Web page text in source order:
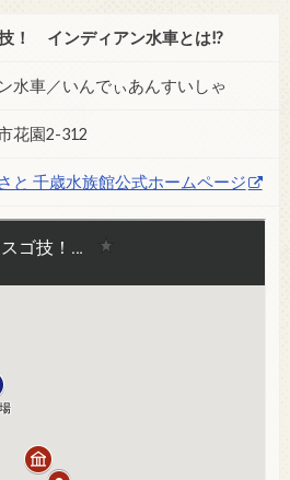
！ インディアン水車とは!?
水車／いんでぃあんすいしゃ
花園2-312
と 千歳水族館公式ホームページ